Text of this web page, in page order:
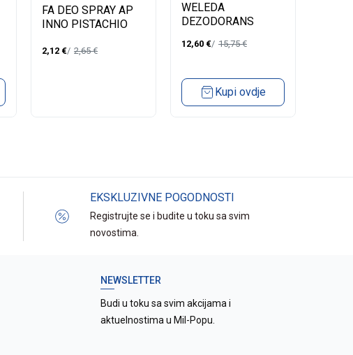
FA DEO SPRAY AP
INNO PISTACHIO
2,12 € 2,65€
WELEDA
DEZODORANS
12,60 € 15,75€
Kupi ovdje
EKSKLUZIVNE POGODNOSTI
Registrujte se i budite u toku sa svim
novostima.
NEWSLETTER
Budi u toku sa svim akcijama i
aktuelnostima u Mil-Popu.